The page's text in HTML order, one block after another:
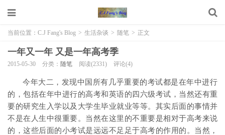
当前位置： C.J Fang's Blog > 生活杂谈 > 随笔 > 正文
一年又一年 又是一年高考季
2015-05-30 分类： 随笔 阅读(2331) 评论(4)
今年大二，发现中国所有几乎重要的考试都是在年中进行
的，包括在年中进行的高考和英语的四六级考试，当然还有重
要的研究生入学以及大学生毕业就业等等。其实后面的事情并
不是在人生中很重要。当然在这里的不重要是相对于高考来说
的，这些后面的小考试是远远不足足于高考的作用的。当然，